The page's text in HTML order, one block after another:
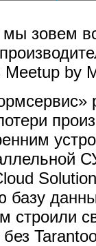
зовем
by
базу
строили